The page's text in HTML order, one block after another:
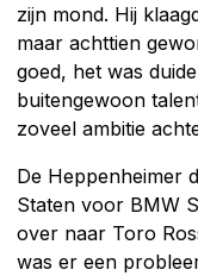
zijn mond. Hij
maar achttien
goed, het was
buitengewoon
zoveel ambitie
De Heppenheimer
Staten voor BMW
over naar Toro
was er een